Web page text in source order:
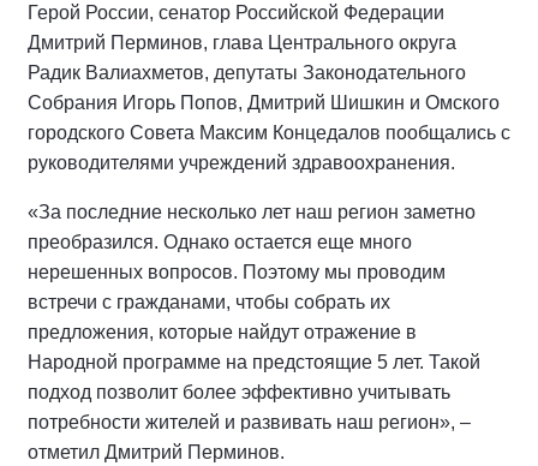
Герой России, сенатор Российской Федерации
Дмитрий Перминов, глава Центрального округа
Радик Валиахметов, депутаты Законодательного
Собрания Игорь Попов, Дмитрий Шишкин и Омского
городского Совета Максим Концедалов пообщались с
руководителями учреждений здравоохранения.
«За последние несколько лет наш регион заметно
преобразился. Однако остается еще много
нерешенных вопросов. Поэтому мы проводим
встречи с гражданами, чтобы собрать их
предложения, которые найдут отражение в
Народной программе на предстоящие 5 лет. Такой
подход позволит более эффективно учитывать
потребности жителей и развивать наш регион», –
отметил Дмитрий Перминов.